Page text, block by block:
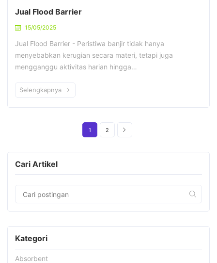
Jual Flood Barrier
15/05/2025
Jual Flood Barrier - Peristiwa banjir tidak hanya
menyebabkan kerugian secara materi, tetapi juga
mengganggu aktivitas harian hingga…
Selengkapnya
1 2
Cari Artikel
Kategori
Absorbent